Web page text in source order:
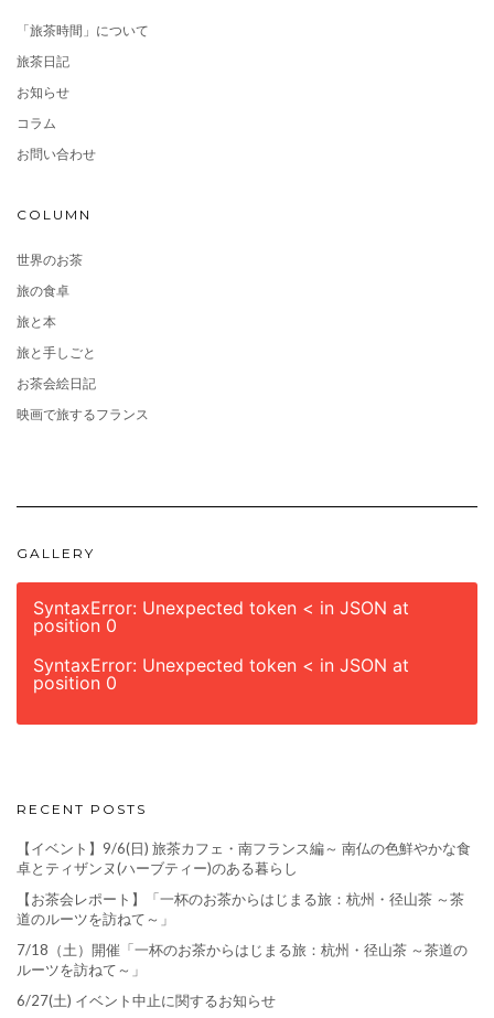
「旅茶時間」について
旅茶日記
お知らせ
コラム
お問い合わせ
COLUMN
世界のお茶
旅の食卓
旅と本
旅と手しごと
お茶会絵日記
映画で旅するフランス
GALLERY
SyntaxError: Unexpected token < in JSON at
position 0
SyntaxError: Unexpected token < in JSON at
position 0
RECENT POSTS
【イベント】9/6(日) 旅茶カフェ・南フランス編～ 南仏の色鮮やかな食
卓とティザンヌ(ハーブティー)のある暮らし
【お茶会レポート】「一杯のお茶からはじまる旅：杭州・径山茶 ～茶
道のルーツを訪ねて～」
7/18（土）開催「一杯のお茶からはじまる旅：杭州・径山茶 ～茶道の
ルーツを訪ねて～」
6/27(土) イベント中止に関するお知らせ